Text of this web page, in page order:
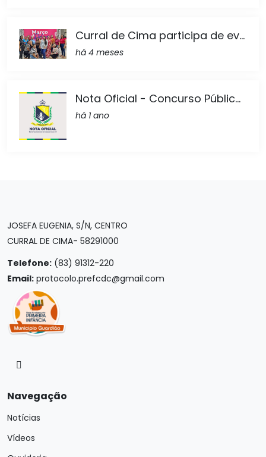
Curral de Cima participa de ev...
há 4 meses
Nota Oficial - Concurso Públic...
há 1 ano
JOSEFA EUGENIA, S/N, CENTRO
CURRAL DE CIMA- 58291000
Telefone: (83) 91312-220
Email: protocolo.prefcdc@gmail.com
Navegação
Notícias
Vídeos